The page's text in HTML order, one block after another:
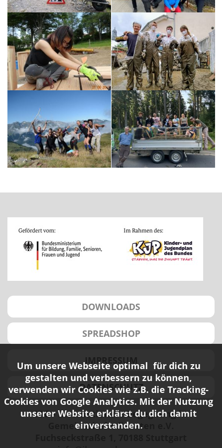
Um unsere Webseite optimal für dich zu
gestalten und verbessern zu können,
verwenden wir Cookies wie z.B. die Tracking-
Cookies von Google Analytics. Mit der Nutzung
unserer Website erklärst du dich damit
einverstanden.
DOWNLOADS
SPREADSHOP
IMPRESSUM
DATENSCHUTZ
IBG - Internationale Begegnung in
Gemeinschaftsdiensten e.V.